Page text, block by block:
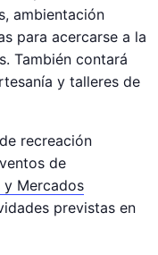
ambientación
para acercarse a la
También contará
y talleres de
recreación
de
y Mercados
previstas en